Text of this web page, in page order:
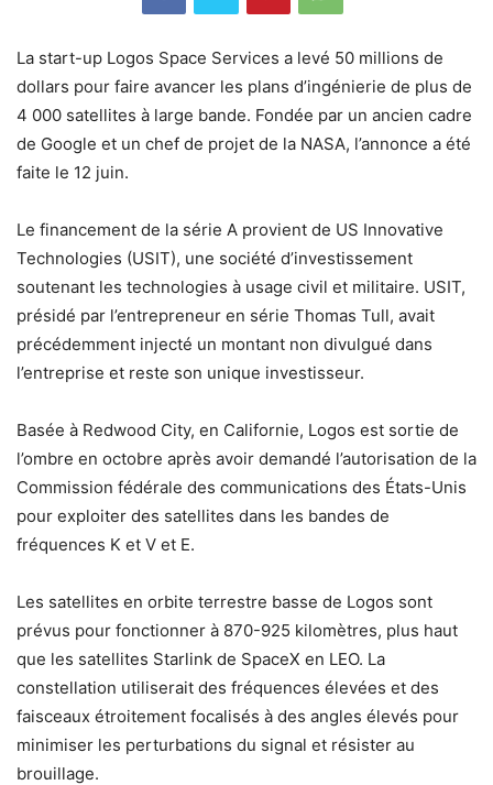
La start-up Logos Space Services a levé 50 millions de
dollars pour faire avancer les plans d’ingénierie de plus de
4 000 satellites à large bande. Fondée par un ancien cadre
de Google et un chef de projet de la NASA, l’annonce a été
faite le 12 juin.
Le financement de la série A provient de US Innovative
Technologies (USIT), une société d’investissement
soutenant les technologies à usage civil et militaire. USIT,
présidé par l’entrepreneur en série Thomas Tull, avait
précédemment injecté un montant non divulgué dans
l’entreprise et reste son unique investisseur.
Basée à Redwood City, en Californie, Logos est sortie de
l’ombre en octobre après avoir demandé l’autorisation de la
Commission fédérale des communications des États-Unis
pour exploiter des satellites dans les bandes de
fréquences K et V et E.
Les satellites en orbite terrestre basse de Logos sont
prévus pour fonctionner à 870-925 kilomètres, plus haut
que les satellites Starlink de SpaceX en LEO. La
constellation utiliserait des fréquences élevées et des
faisceaux étroitement focalisés à des angles élevés pour
minimiser les perturbations du signal et résister au
brouillage.